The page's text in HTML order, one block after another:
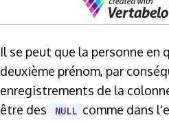
Il se peut que la personne en
deuxième prénom, par
enregistrements de la
être des
NULL comme dans